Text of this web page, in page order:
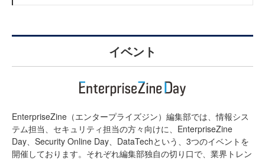
イベント
EnterpriseZine（エンタープライズジン）編集部では、情報シス
テム担当、セキュリティ担当の方々向けに、EnterpriseZine
Day、Security Online Day、DataTechという、3つのイベントを
開催しております。それぞれ編集部独自の切り口で、業界トレン